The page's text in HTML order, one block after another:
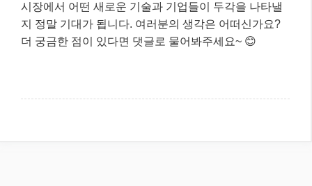
시장에서 어떤 새로운 기술과 기업들이 두각을 나타낼
지 정말 기대가 됩니다. 여러분의 생각은 어떠신가요?
더 궁금한 점이 있다면 댓글로 물어봐주세요~ 😊